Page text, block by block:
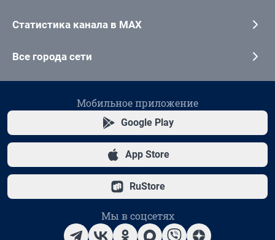
Статистика канала в MAX
Все города сети
Мобильное приложение
Google Play
App Store
RuStore
Мы в соцсетях